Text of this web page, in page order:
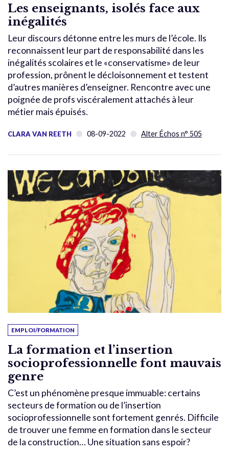
Les enseignants, isolés face aux
inégalités
Leur discours détonne entre les murs de l’école. Ils
reconnaissent leur part de responsabilité dans les
inégalités scolaires et le «conservatisme» de leur
profession, prônent le décloisonnement et testent
d’autres manières d’enseigner. Rencontre avec une
poignée de profs viscéralement attachés à leur
métier mais épuisés.
CLARA VAN REETH 08-09-2022 Alter Échos n° 505
EMPLOI/FORMATION
La formation et l’insertion
socioprofessionnelle font mauvais
genre
C’est un phénomène presque immuable: certains
secteurs de formation ou de l’insertion
socioprofessionnelle sont fortement genrés. Difficile
de trouver une femme en formation dans le secteur
de la construction… Une situation sans espoir?